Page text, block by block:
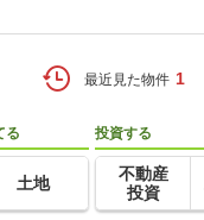
最近見た物件 1
る
土地
投資する
不動産
投資